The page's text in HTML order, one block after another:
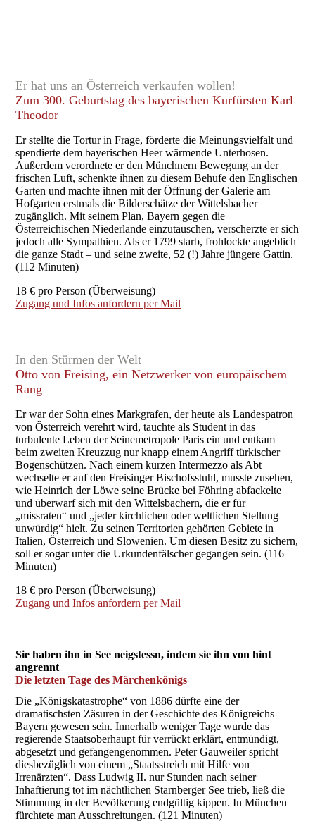
Er hat uns an Österreich verkaufen wollen!
Zum 300. Geburtstag des bayerischen Kurfürsten Karl
Theodor
Er stellte die Tortur in Frage, förderte die Meinungsvielfalt und
spendierte dem bayerischen Heer wärmende Unterhosen.
Außerdem verordnete er den Münchnern Bewegung an der
frischen Luft, schenkte ihnen zu diesem Behufe den Englischen
Garten und machte ihnen mit der Öffnung der Galerie am
Hofgarten erstmals die Bilderschätze der Wittelsbacher
zugänglich. Mit seinem Plan, Bayern gegen die
Österreichischen Niederlande einzutauschen, verscherzte er sich
jedoch alle Sympathien. Als er 1799 starb, frohlockte angeblich
die ganze Stadt – und seine zweite, 52 (!) Jahre jüngere Gattin.
(112 Minuten)
18 € pro Person (Überweisung)
Zugang und Infos anfordern per Mail
In den Stürmen der Welt
Otto von Freising, ein Netzwerker von europäischem
Rang
Er war der Sohn eines Markgrafen, der heute als Landespatron
von Österreich verehrt wird, tauchte als Student in das
turbulente Leben der Seinemetropole Paris ein und entkam
beim zweiten Kreuzzug nur knapp einem Angriff türkischer
Bogenschützen. Nach einem kurzen Intermezzo als Abt
wechselte er auf den Freisinger Bischofsstuhl, musste zusehen,
wie Heinrich der Löwe seine Brücke bei Föhring abfackelte
und überwarf sich mit den Wittelsbachern, die er für
„missraten“ und „jeder kirchlichen oder weltlichen Stellung
unwürdig“ hielt. Zu seinen Territorien gehörten Gebiete in
Italien, Österreich und Slowenien. Um diesen Besitz zu sichern,
soll er sogar unter die Urkundenfälscher gegangen sein. (116
Minuten)
18 € pro Person (Überweisung)
Zugang und Infos anfordern per Mail
Sie haben ihn in See neigstessn, indem sie ihn von hint
angrennt
Die letzten Tage des Märchenkönigs
Die „Königskatastrophe“ von 1886 dürfte eine der
dramatischsten Zäsuren in der Geschichte des Königreichs
Bayern gewesen sein. Innerhalb weniger Tage wurde das
regierende Staatsoberhaupt für verrückt erklärt, entmündigt,
abgesetzt und gefangengenommen. Peter Gauweiler spricht
diesbezüglich von einem „Staatsstreich mit Hilfe von
Irrenärzten“. Dass Ludwig II. nur Stunden nach seiner
Inhaftierung tot im nächtlichen Starnberger See trieb, ließ die
Stimmung in der Bevölkerung endgültig kippen. In München
fürchtete man Ausschreitungen. (121 Minuten)